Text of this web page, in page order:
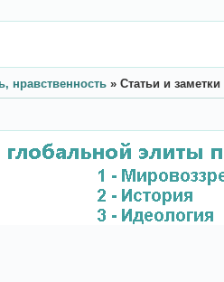
нравственность » Статьи и